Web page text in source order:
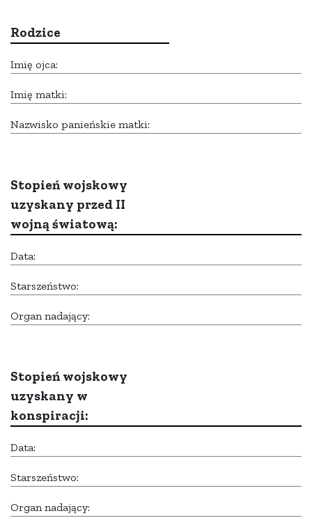
Rodzice
Imię ojca:
Imię matki:
Nazwisko panieńskie matki:
Stopień wojskowy
uzyskany przed II
wojną światową:
Data:
Starszeństwo:
Organ nadający:
Stopień wojskowy
uzyskany w
konspiracji:
Data:
Starszeństwo:
Organ nadający: